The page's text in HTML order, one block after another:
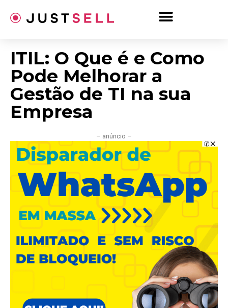
para
ITIL: O Que é e Como
Pode Melhorar a
Gestão de TI na sua
Empresa
– anúncio –